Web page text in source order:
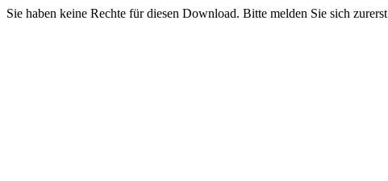
Sie haben keine Rechte für diesen Download. Bitte melden Sie sich zurerst